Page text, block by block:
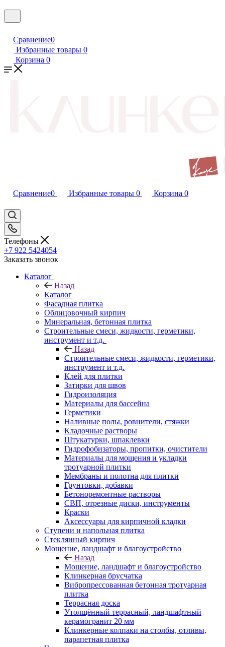
Сравнение0
Избранные товары 0
Корзина 0
Сравнение0 Избранные товары 0 Корзина 0
Телефоны
+7 922 5424054
Заказать звонок
Каталог
Назад
Каталог
Фасадная плитка
Облицовочный кирпич
Минеральная, бетонная плитка
Строительные смеси, жидкости, герметики,
инструмент и т.д.
Назад
Строительные смеси, жидкости, герметики,
инструмент и т.д.
Клей для плитки
Затирки для швов
Гидроизоляция
Материалы для бассейна
Герметики
Наливные полы, ровнители, стяжки
Кладочные растворы
Штукатурки, шпаклевки
Гидрофобизаторы, пропитки, очистители
Материалы для мощения и укладки
тротуарной плитки
Мембраны и полотна для плитки
Грунтовки, добавки
Бетоноремонтные растворы
СВП, отрезные диски, инструменты
Краски
Аксессуары для кирпичной кладки
Ступени и напольная плитка
Cтеклянный кирпич
Мощение, ландшафт и благоустройство
Назад
Мощение, ландшафт и благоустройство
Клинкерная брусчатка
Вибропрессованная бетонная тротуарная
плитка
Террасная доска
Утолщённый террасный, ландшафтный
керамогранит 20 мм
Клинкерные колпаки на столбы, отливы,
парапетная плитка